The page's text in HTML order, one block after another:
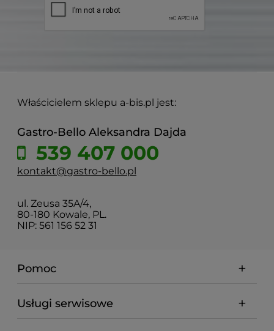
Właścicielem sklepu a-bis.pl jest:
Gastro-Bello Aleksandra Dajda
539 407 000
kontakt@gastro-bello.pl
ul. Zeusa 35A/4,
80-180 Kowale, PL.
NIP: 561 156 52 31
Pomoc
Usługi serwisowe